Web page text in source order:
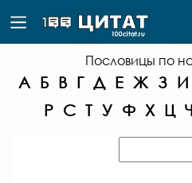
Пословицы по
А Б В Г Д Е Ж З И
Р С Т У Ф Х Ц Ч